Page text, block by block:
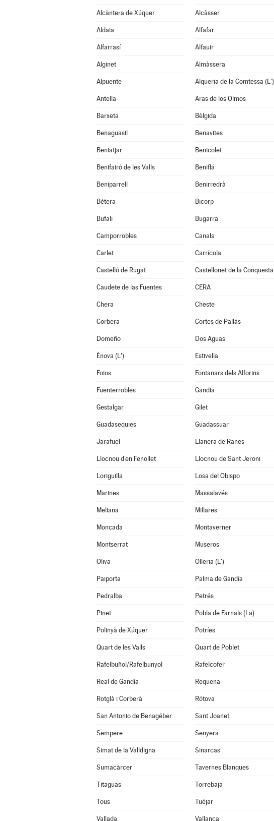
Alcàntera de Xúquer Alcàsser
Aldaia Alfafar
Alfarrasí Alfauir
Alginet Almàssera
Alpuente Alqueria de la Comtessa (L')
Antella Aras de los Olmos
Barxeta Bèlgida
Benaguasil Benavites
Beniatjar Benicolet
Benifairó de les Valls Beniflá
Beniparrell Benirredrà
Bétera Bicorp
Bufali Bugarra
Camporrobles Canals
Carlet Carrícola
Castelló de Rugat Castellonet de la Conquesta
Caudete de las Fuentes CERA
Chera Cheste
Corbera Cortes de Pallás
Domeño Dos Aguas
Ènova (L') Estivella
Foios Fontanars dels Alforins
Fuenterrobles Gandia
Gestalgar Gilet
Guadasequies Guadassuar
Jarafuel Llanera de Ranes
Llocnou d'en Fenollet Llocnou de Sant Jeroni
Loriguilla Losa del Obispo
Marines Massalavés
Meliana Millares
Moncada Montaverner
Montserrat Museros
Oliva Olleria (L')
Paiporta Palma de Gandía
Pedralba Petrés
Pinet Pobla de Farnals (La)
Polinyà de Xúquer Potríes
Quart de les Valls Quart de Poblet
Rafelbuñol/Rafelbunyol Rafelcofer
Real de Gandía Requena
Rotglà i Corberà Rótova
San Antonio de Benagéber Sant Joanet
Sempere Senyera
Simat de la Valldigna Sinarcas
Sumacàrcer Tavernes Blanques
Titaguas Torrebaja
Tous Tuéjar
Vallada Vallanca